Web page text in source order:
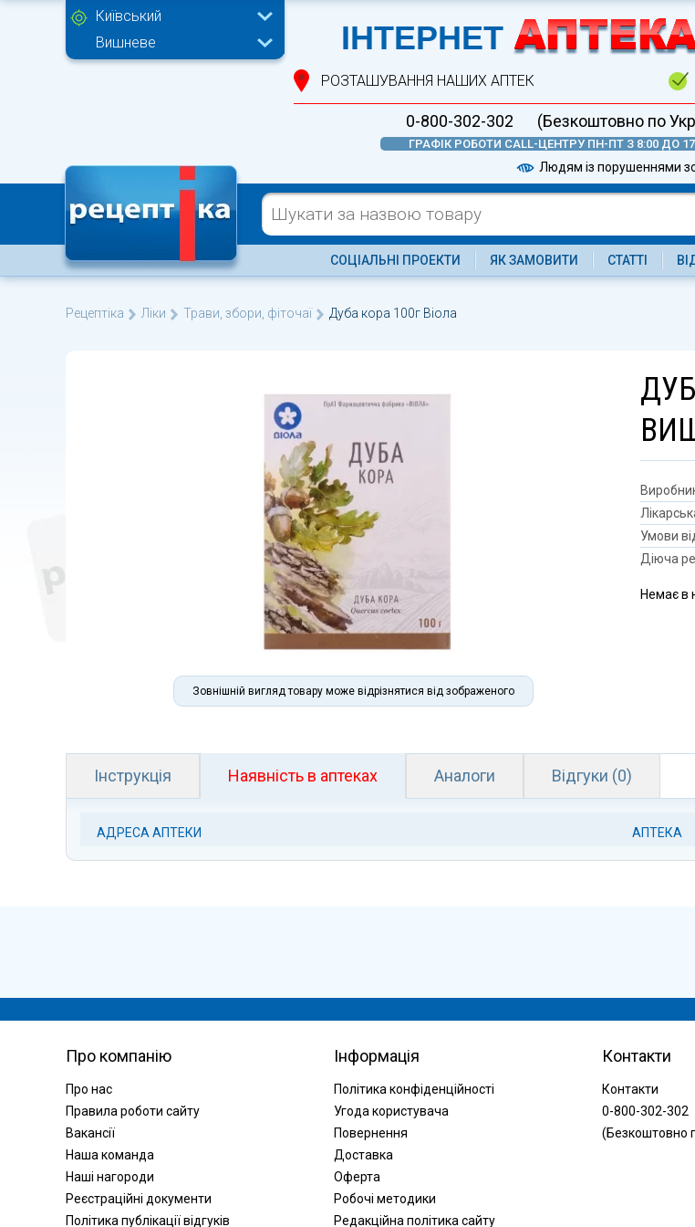
Київський
Вишневе
ІНТЕРНЕТ
РОЗТАШУВАННЯ НАШИХ АПТЕК
0-800-302-302 (Безкоштовно по
ГРАФІК РОБОТИ CALL-ЦЕНТРУ ПН-ПТ З 8:00 ДО
Людям із порушеннями
СОЦІАЛЬНІ ПРОЕКТИ ЯК ЗАМОВИТИ СТАТТІ
Рецептіка Ліки Трави, збори, фіточаї Дуба кора 100г Віола
Зовнішній вигляд товару може відрізнятися від зображеного
Умови
Діюча
Немає в
Інструкція Наявність в аптеках Аналоги Відгуки (0)
АДРЕСА АПТЕКИ АПТЕКА
Про компанію
Про нас
Правила роботи сайту
Вакансії
Наша команда
Наші нагороди
Реєстраційні документи
Політика публікації відгуків
Інформація
Політика конфіденційності
Угода користувача
Повернення
Доставка
Оферта
Робочі методики
Редакційна політика сайту
Контакти
Контакти
0-800-302-302
(Безкоштовно